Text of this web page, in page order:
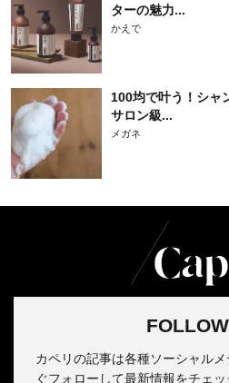
ターの魅力...
かえで
100均で叶う！シャ
サロン級...
メガネ
カペリの記事は各種ソーシャル
ぐフォローして最新情報をチェッ